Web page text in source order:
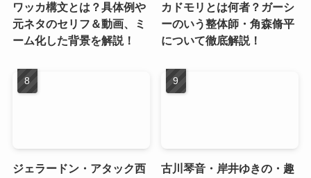
ワッカ構文とは？具体例や
元ネタのセリフ＆動画、ミ
ーム化した背景を解説！
カドモリとは何者？ガーシ
ーのいう整体師・角森脩平
について徹底解説！
ジェラードン・アタック西 古川琴音・岸井ゆきの・趣